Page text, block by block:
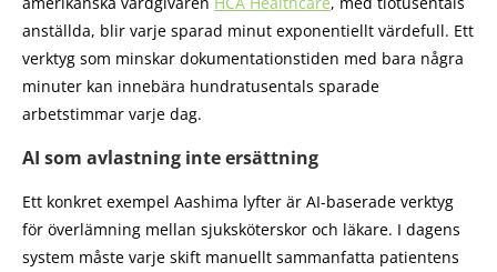
anställda, blir varje sparad minut exponentiellt värdefull. Ett
verktyg som minskar dokumentationstiden med bara några
minuter kan innebära hundratusentals sparade
arbetstimmar varje dag.
AI som avlastning inte ersättning
Ett konkret exempel Aashima lyfter är AI-baserade verktyg
för överlämning mellan sjuksköterskor och läkare. I dagens
system måste varje skift manuellt sammanfatta patientens